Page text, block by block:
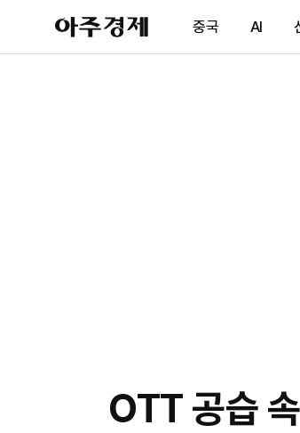
아
주
제
중국 AI
OTT 공습